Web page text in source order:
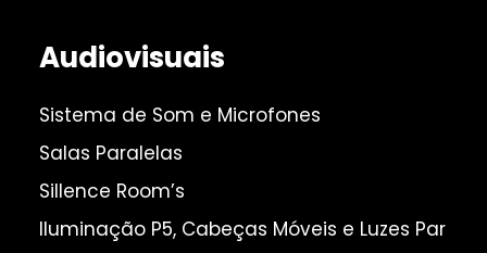
Audiovisuais
Sistema de Som e Microfones
Salas Paralelas
Sillence Room’s
Iluminação P5, Cabeças Móveis e Luzes Par